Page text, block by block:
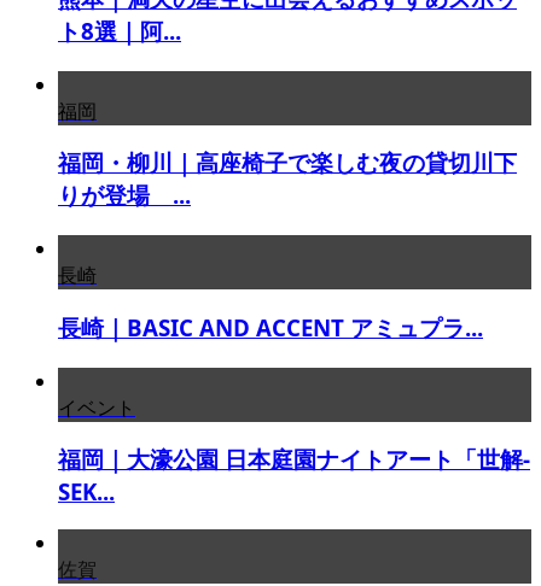
ト8選｜阿...
福岡
福岡・柳川｜高座椅子で楽しむ夜の貸切川下
りが登場 ...
長崎
長崎｜BASIC AND ACCENT アミュプラ...
イベント
福岡｜大濠公園 日本庭園ナイトアート「世解-
SEK...
佐賀